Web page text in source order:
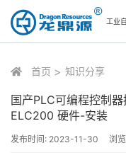
工业
首页 知识分享
国产PLC可编程控制
ELC200 硬件-安装
发布时间: 2023-11-30 浏